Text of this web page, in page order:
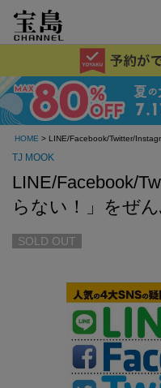
HOME > LINE/Facebook/Twitter/
TJ MOOK
LINE/Facebook/
らない！」をぜ
SOLD OUT